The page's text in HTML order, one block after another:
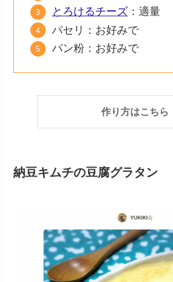
とろけるチーズ ：適量
パセリ：お好みで
パン粉：お好みで
作り方はこちら
納豆キムチの豆腐グラタン